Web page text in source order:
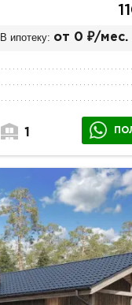
В ипотеку: от 0 ₽/мес.
1